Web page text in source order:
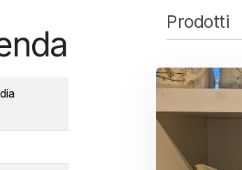
Prodotti